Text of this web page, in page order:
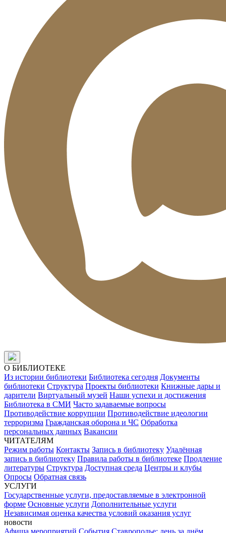
О БИБЛИОТЕКЕ
Из истории библиотеки Библиотека сегодня Документы
библиотеки Структура Проекты библиотеки Книжные дары и
дарители Виртуальный музей Наши успехи и достижения
Библиотека в СМИ Часто задаваемые вопросы
Противодействие коррупции Противодействие идеологии
терроризма Гражданская оборона и ЧС Обработка
персональных данных Вакансии
ЧИТАТЕЛЯМ
Режим работы Контакты Запись в библиотеку Удалённая
запись в библиотеку Правила работы в библиотеке Продление
литературы Структура Доступная среда Центры и клубы
Опросы Обратная связь
УСЛУГИ
Государственные услуги, предоставляемые в электронной
форме Основные услуги Дополнительные услуги
Независимая оценка качества условий оказания услуг
новости
Афиша мероприятий События Ставрополье: день за днём